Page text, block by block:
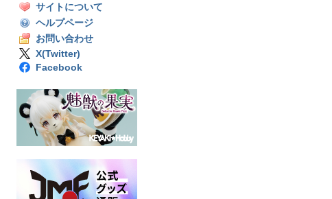
サイトについて
ヘルプページ
お問い合わせ
X(Twitter)
Facebook